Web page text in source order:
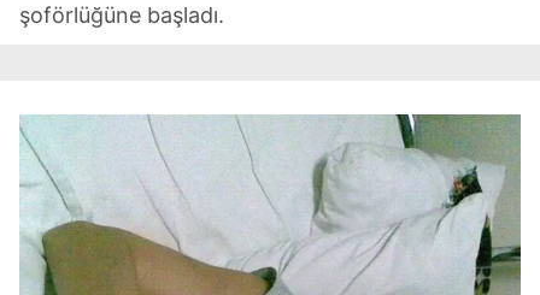
şoförlüğüne başladı.